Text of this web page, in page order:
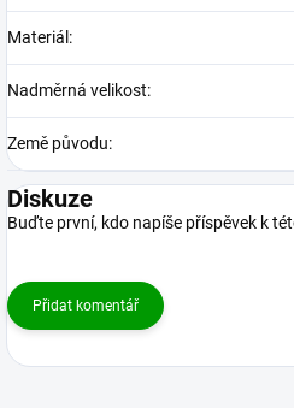
Materiál :
Nadměrná velikost:
Země původu:
Diskuze
Buďte první, kdo napíše příspěvek k
Přidat komentář